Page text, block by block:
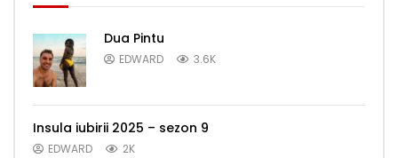
Dua Pintu
EDWARD 3.6K
Insula iubirii 2025 – sezon 9
EDWARD 2K